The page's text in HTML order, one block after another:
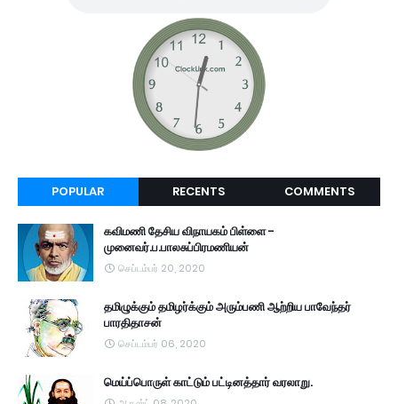
POPULAR RECENTS COMMENTS
கவிமணி தேசிய விநாயகம் பிள்ளை -
முனைவர்.ப.பாலசுப்பிரமணியன்
செப்டம்பர் 20, 2020
தமிழுக்கும் தமிழர்க்கும் அரும்பணி ஆற்றிய பாவேந்தர்
பாரதிதாசன்
செப்டம்பர் 06, 2020
மெய்ப்பொருள் காட்டும் பட்டினத்தார் வரலாறு.